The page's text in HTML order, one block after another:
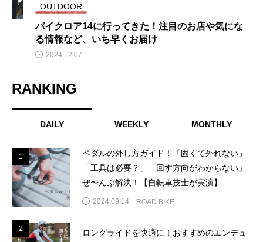
OUTDOOR
バイクロア14に行ってきた！注目のお店や気にな
る情報など、いち早くお届け
2024.12.07
RANKING
DAILY WEEKLY MONTHLY
1
ペダルの外し方ガイド！「固くて外れない」
「工具は必要？」「回す方向がわからない」
ぜ〜んぶ解決！【自転車技士が実演】
2024.09.14 ROAD BIKE
2
ロングライドを快適に！おすすめのエンデュ